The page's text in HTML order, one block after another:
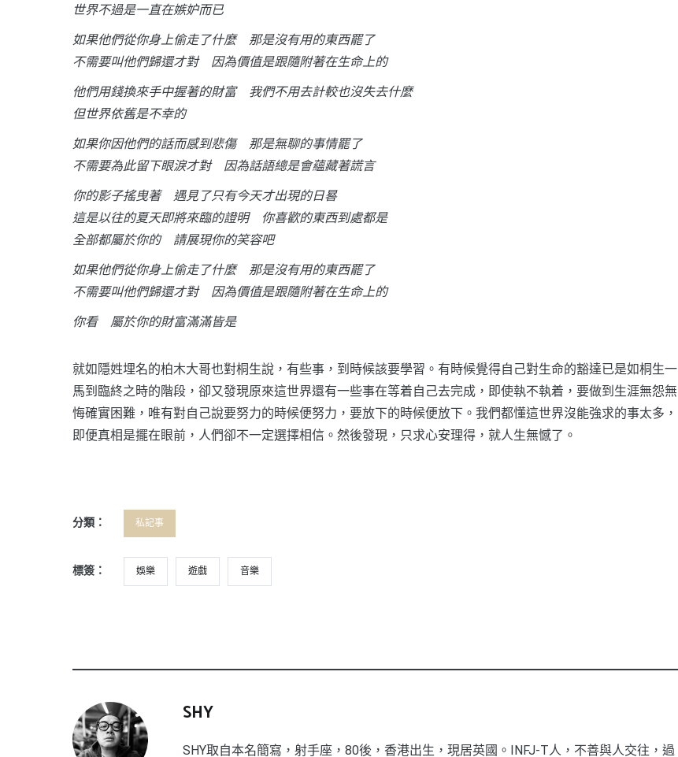
世界不過是一直在嫉妒而已
如果他們從你身上偷走了什麼 那是沒有用的東西罷了
不需要叫他們歸還才對 因為價值是跟隨附著在生命上的
他們用錢換來手中握著的財富 我們不用去計較也沒失去什麼
但世界依舊是不幸的
如果你因他們的話而感到悲傷 那是無聊的事情罷了
不需要為此留下眼淚才對 因為話語總是會蘊藏著謊言
你的影子搖曳著 遇見了只有今天才出現的日晷
這是以往的夏天即將來臨的證明 你喜歡的東西到處都是
全部都屬於你的 請展現你的笑容吧
如果他們從你身上偷走了什麼 那是沒有用的東西罷了
不需要叫他們歸還才對 因為價值是跟隨附著在生命上的
你看 屬於你的財富滿滿皆是
就如隱姓埋名的柏木大哥也對桐生說，有些事，到時候該要學習。有時候覺得自己對生命的豁達已是如桐生一
馬到臨終之時的階段，卻又發現原來這世界還有一些事在等着自己去完成，即使執不執着，要做到生涯無怨無
悔確實困難，唯有對自己說要努力的時候便努力，要放下的時候便放下。我們都懂這世界沒能強求的事太多，
即便真相是擺在眼前，人們卻不一定選擇相信。然後發現，只求心安理得，就人生無憾了。
分類： 私記事
標簽： 娛樂 遊戲 音樂
SHY
SHY取自本名簡寫，射手座，80後，香港出生，現居英國。INFJ-T人，不善與人交往，過